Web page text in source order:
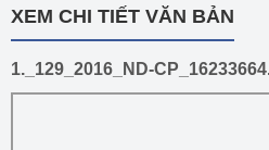
XEM CHI TIẾT VĂN BẢN
1._129_2016_ND-